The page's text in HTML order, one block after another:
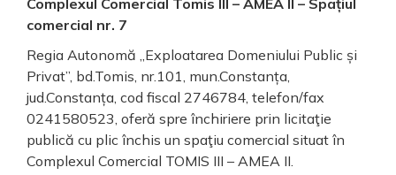
Complexul Comercial Tomis III – AMEA II – Spațiul
comercial nr. 7
Regia Autonomă „Exploatarea Domeniului Public și
Privat”, bd.Tomis, nr.101, mun.Constanța,
jud.Constanța, cod fiscal 2746784, telefon/fax
0241580523, oferă spre închiriere prin licitaţie
publică cu plic închis un spaţiu comercial situat în
Complexul Comercial TOMIS III – AMEA II.